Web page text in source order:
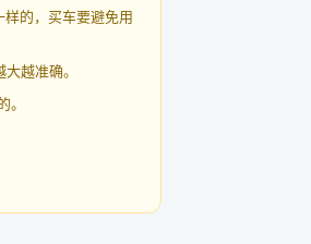
的，买车要避免用
越准确。